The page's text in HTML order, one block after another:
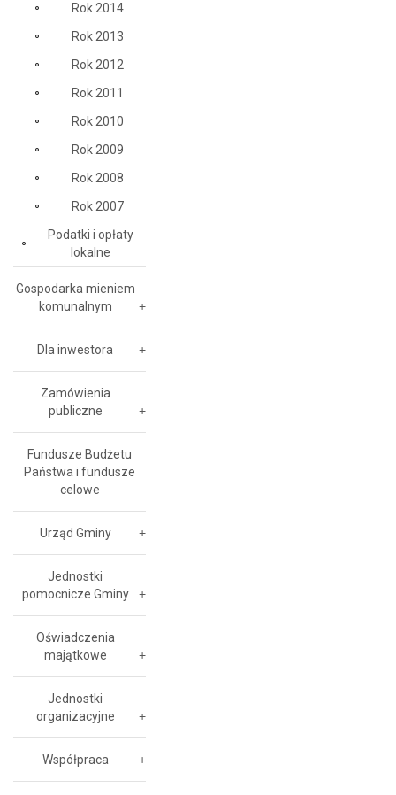
Rok 2014
Rok 2013
Rok 2012
Rok 2011
Rok 2010
Rok 2009
Rok 2008
Rok 2007
Podatki i opłaty
lokalne
Gospodarka mieniem
komunalnym
Dla inwestora
Zamówienia
publiczne
Fundusze Budżetu
Państwa i fundusze
celowe
Urząd Gminy
Jednostki
pomocnicze Gminy
Oświadczenia
majątkowe
Jednostki
organizacyjne
Współpraca